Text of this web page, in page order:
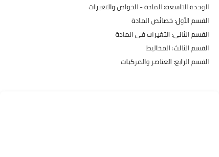
​الوحدة التاسعة: المادة - الخواص والتغيرات
​القسم الأول: خصائص المادة
​القسم الثاني: التغيرات في المادة
​القسم الثالث: المخاليط
​القسم الرابع: العناصر والمركبات